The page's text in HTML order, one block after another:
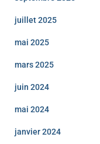
juillet 2025
mai 2025
mars 2025
juin 2024
mai 2024
janvier 2024